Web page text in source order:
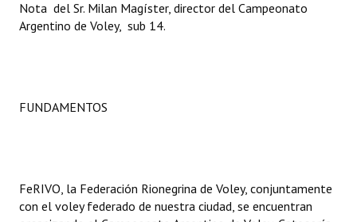
Actas de Sesión
Informes de Unidad Coordinadora
Actas de Audiencias Públicas
Declaraciones
Nota del Sr. Milan Magíster, director del Campeonato
Argentino de Voley, sub 14.
FUNDAMENTOS
FeRIVO, la Federación Rionegrina de Voley, conjuntamente
con el voley federado de nuestra ciudad, se encuentran